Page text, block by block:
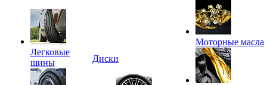
Легковые
шины
Диски
Моторные масла